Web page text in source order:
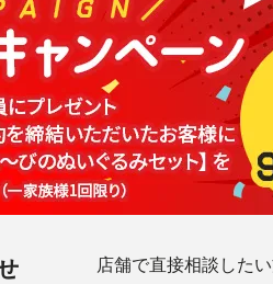
店舗で直接相談した